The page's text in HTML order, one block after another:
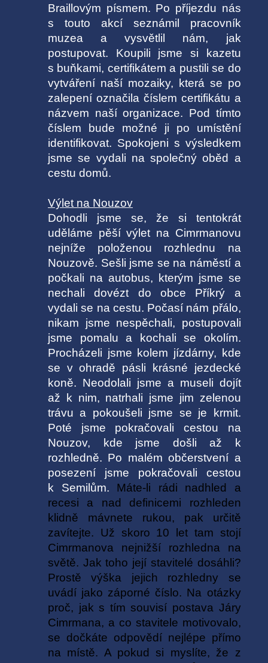
Braillovým písmem. Po příjezdu nás
s touto akcí seznámil pracovník
muzea a vysvětlil nám, jak
postupovat. Koupili jsme si kazetu
s buňkami, certifikátem a pustili se do
vytváření naší mozaiky, která se po
zalepení označila číslem certifikátu a
názvem naší organizace. Pod tímto
číslem bude možné ji po umístění
identifikovat. Spokojeni s výsledkem
jsme se vydali na společný oběd a
cestu domů.
Výlet na Nouzov
Dohodli jsme se, že si tentokrát
uděláme pěší výlet na Cimrmanovu
nejníže položenou rozhlednu na
Nouzově. Sešli jsme se na náměstí a
počkali na autobus, kterým jsme se
nechali dovézt do obce Příkrý a
vydali se na cestu. Počasí nám přálo,
nikam jsme nespěchali, postupovali
jsme pomalu a kochali se okolím.
Procházeli jsme kolem jízdárny, kde
se v ohradě pásli krásné jezdecké
koně. Neodolali jsme a museli dojít
až k nim, natrhali jsme jim zelenou
trávu a pokoušeli jsme se je krmit.
Poté jsme pokračovali cestou na
Nouzov, kde jsme došli až k
rozhledně. Po malém občerstvení a
posezení jsme pokračovali cestou
k Semilům. Máte-li rádi nadhled a
recesi a nad definicemi rozhleden
klidně mávnete rukou, pak určitě
zavítejte. Už skoro 10 let tam stojí
Cimrmanova nejnižší rozhledna na
světě. Jak toho její stavitelé dosáhli?
Prostě výška jejich rozhledny se
uvádí jako záporné číslo. Na otázky
proč, jak s tím souvisí postava Járy
Cimrmana, a co stavitele motivovalo,
se dočkáte odpovědí nejlépe přímo
na místě. A pokud si myslíte, že z